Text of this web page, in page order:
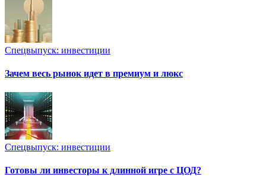
Спецвыпуск: инвестиции
Зачем весь рынок идет в премиум и люкс
Спецвыпуск: инвестиции
Готовы ли инвесторы к длинной игре с ЦОД?